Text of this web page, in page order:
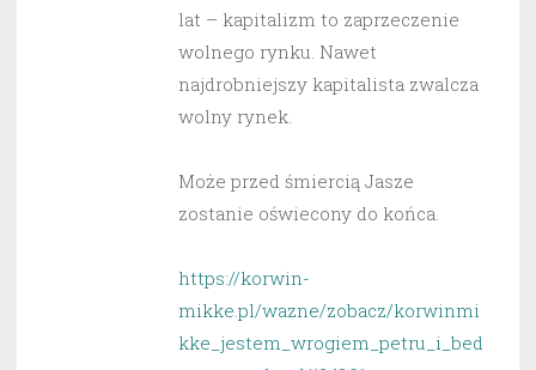
lat – kapitalizm to zaprzeczenie
wolnego rynku. Nawet
najdrobniejszy kapitalista zwalcza
wolny rynek.
Może przed śmiercią Jasze
zostanie oświecony do końca.
https://korwin-
mikke.pl/wazne/zobacz/korwinmi
kke_jestem_wrogiem_petru_i_bed